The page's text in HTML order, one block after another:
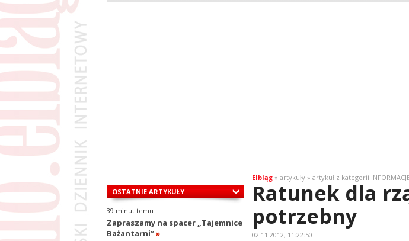
OSTATNIE ARTYKUŁY
39 minut temu
Zapraszamy na spacer „Tajemnice
Bażantarni”»
Elbląg» artykuły » artykuł z kategorii
Ratunek dla
potrzebny
02.11.2012, 11:22:50